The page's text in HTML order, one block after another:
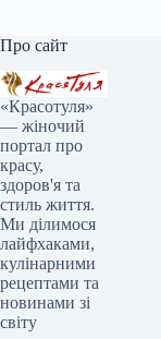
Про сайт
«Красотуля»
— жіночий
портал про
красу,
здоров'я та
стиль життя.
Ми ділимося
лайфхаками,
кулінарними
рецептами та
новинами зі
світу